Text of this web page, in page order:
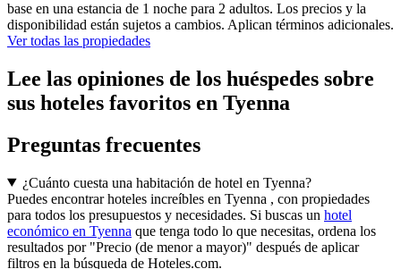
base en una estancia de 1 noche para 2 adultos. Los precios y la
disponibilidad están sujetos a cambios. Aplican términos adicionales.
Ver todas las propiedades
Lee las opiniones de los huéspedes sobre
sus hoteles favoritos en Tyenna
Preguntas frecuentes
¿Cuánto cuesta una habitación de hotel en Tyenna?
Puedes encontrar hoteles increíbles en Tyenna , con propiedades
para todos los presupuestos y necesidades. Si buscas un hotel
económico en Tyenna que tenga todo lo que necesitas, ordena los
resultados por "Precio (de menor a mayor)" después de aplicar
filtros en la búsqueda de Hoteles.com.